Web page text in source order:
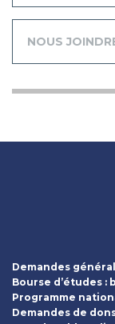
NOUS
Demandes
Bourse d’études :
Programme
Demandes de